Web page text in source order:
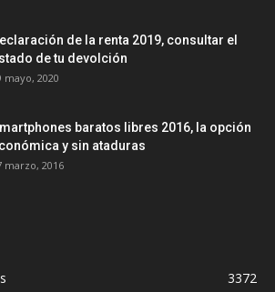
de la renta 2019, consultar el
de tu devolción
mayo, 2020
baratos libres 2016, la opción
y sin ataduras
marzo, 2016
3372